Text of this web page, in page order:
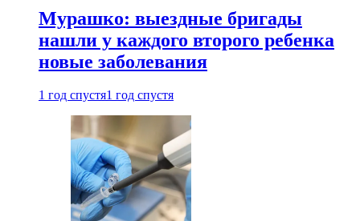
Мурашко: выездные бригады
нашли у каждого второго ребенка
новые заболевания
1 год спустя1 год спустя